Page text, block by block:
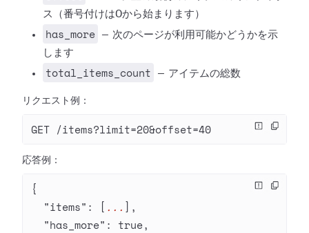
ス（番号付けは0から始まります）
has_more
— 次のページが利用可能かどうかを示
します
total_items_count — アイテムの総数
リクエスト例：
GET /items?limit=20&offset=40
応答例：
{
  "items"
: [ ... ],
  "has_more"
: true,